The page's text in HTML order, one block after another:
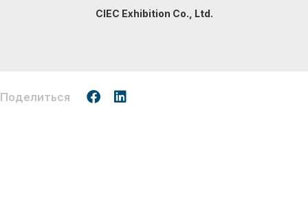
CIEC Exhibition Co., Ltd.
Поделиться